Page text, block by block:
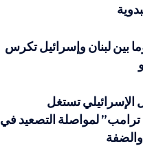
بين لبنان وإسرائيل تكرس
الإسرائيلي تستغل
ترامب” لمواصلة التصعيد في